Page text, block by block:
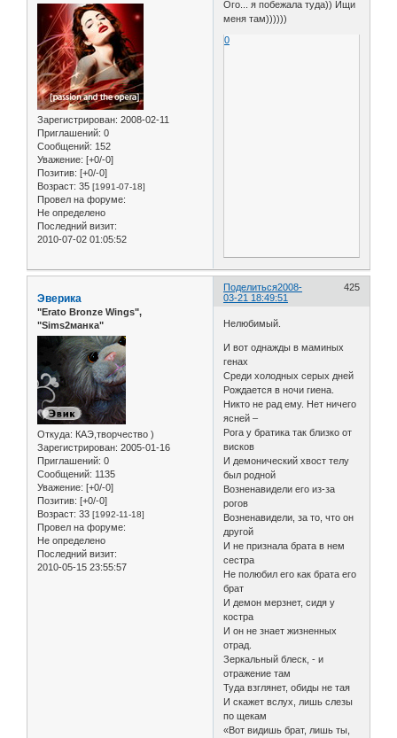
Зарегистрирован: 2008-02-11
Приглашений: 0
Сообщений: 152
Уважение: [+0/-0]
Позитив: [+0/-0]
Возраст: 35 [1991-07-18]
Провел на форуме:
Не определено
Последний визит:
2010-07-02 01:05:52
Ого... я побежала туда)) Ищи
меня там))))))
0
Поделиться 425
2008-
03-21 18:49:51
Эверика
"Erato Bronze Wings",
"Sims2манка"
Откуда: КАЭ,творчество )
Зарегистрирован: 2005-01-16
Приглашений: 0
Сообщений: 1135
Уважение: [+0/-0]
Позитив: [+0/-0]
Возраст: 33 [1992-11-18]
Провел на форуме:
Не определено
Последний визит:
2010-05-15 23:55:57
Нелюбимый.
И вот однажды в маминых
генах
Среди холодных серых дней
Рождается в ночи гиена.
Никто не рад ему. Нет ничего
ясней –
Рога у братика так близко от
висков
И демонический хвост телу
был родной
Возненавидели его из-за
рогов
Возненавидели, за то, что он
другой
И не признала брата в нем
сестра
Не полюбил его как брата его
брат
И демон мерзнет, сидя у
костра
И он не знает жизненных
отрад.
Зеркальный блеск, - и
отражение там
Туда взглянет, обиды не тая
И скажет вслух, лишь слезы
по щекам
«Вот видишь брат, лишь ты,